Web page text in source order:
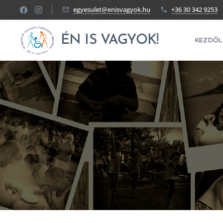
egyesulet@enisvagyok.hu +36 30 342 9253
ÉN IS VAGYOK!